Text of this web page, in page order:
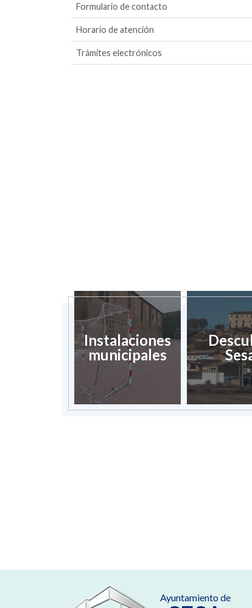
Formulario de contacto
Horario de atención
Trámites electrónicos
Instalaciones
municipales
Ayuntamiento de